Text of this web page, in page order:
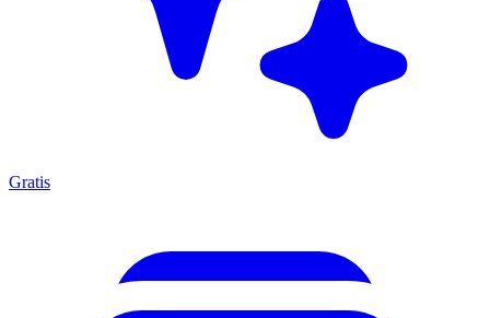
Gratis